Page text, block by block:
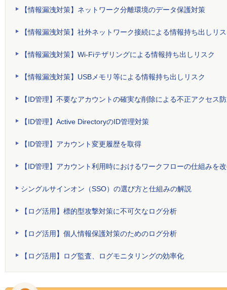
【情報漏洩対策】ネットワーク分離環境のデータ保護対策
【情報漏洩対策】社外ネットワーク接続による情報持ち出しリ
【情報漏洩対策】Wi-Fiテザリングによる情報持ち出しリスク
【情報漏洩対策】USBメモリ等による情報持ち出しリスク
【ID管理】不要なアカウントの確実な削除による不正アクセス
【ID管理】Active DirectoryのID管理対策
【ID管理】アカウント変更履歴を取得
【ID管理】アカウント利用時におけるワークフローの仕組みを
シングルサインオン（SSO）の選び方と仕組みの解説
【ログ活用】標的型攻撃対策に不可欠なログ分析
【ログ活用】個人情報保護対策のためのログ分析
【ログ活用】ログ監査、ログモニタリングの効率化